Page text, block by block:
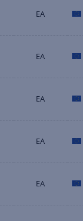
EA
EA
EA
EA
EA